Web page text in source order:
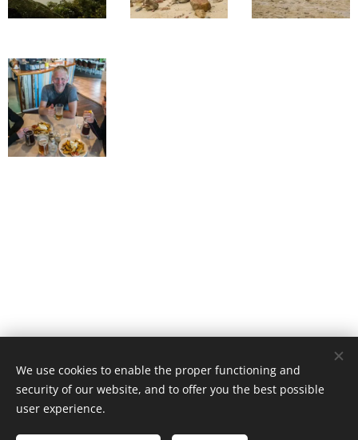
© 2016 Tomáš Šapovalov, tomas@sapovalov.cz
Powered byWebnode Cookies
Languages
We use cookies to enable the proper functioning and
security of our website, and to offer you the best possible
user experience.